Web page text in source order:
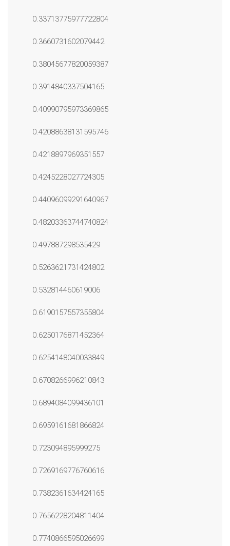
0.33713775977722804
0.3660731602079442
0.38045677820059387
0.3914840337504165
0.40990795973369865
0.42088638131595746
0.4218897969351557
0.4245228027724305
0.44096099291640967
0.48203363744740824
0.497887298535429
0.5263621731424802
0.532814460619006
0.6190157557355804
0.6250176871452364
0.6254148040033849
0.6708266996210843
0.6894084099436101
0.6959161681866824
0.723094895999275
0.7269169776760616
0.7382361634424165
0.7656228204811404
0.7740866595026699